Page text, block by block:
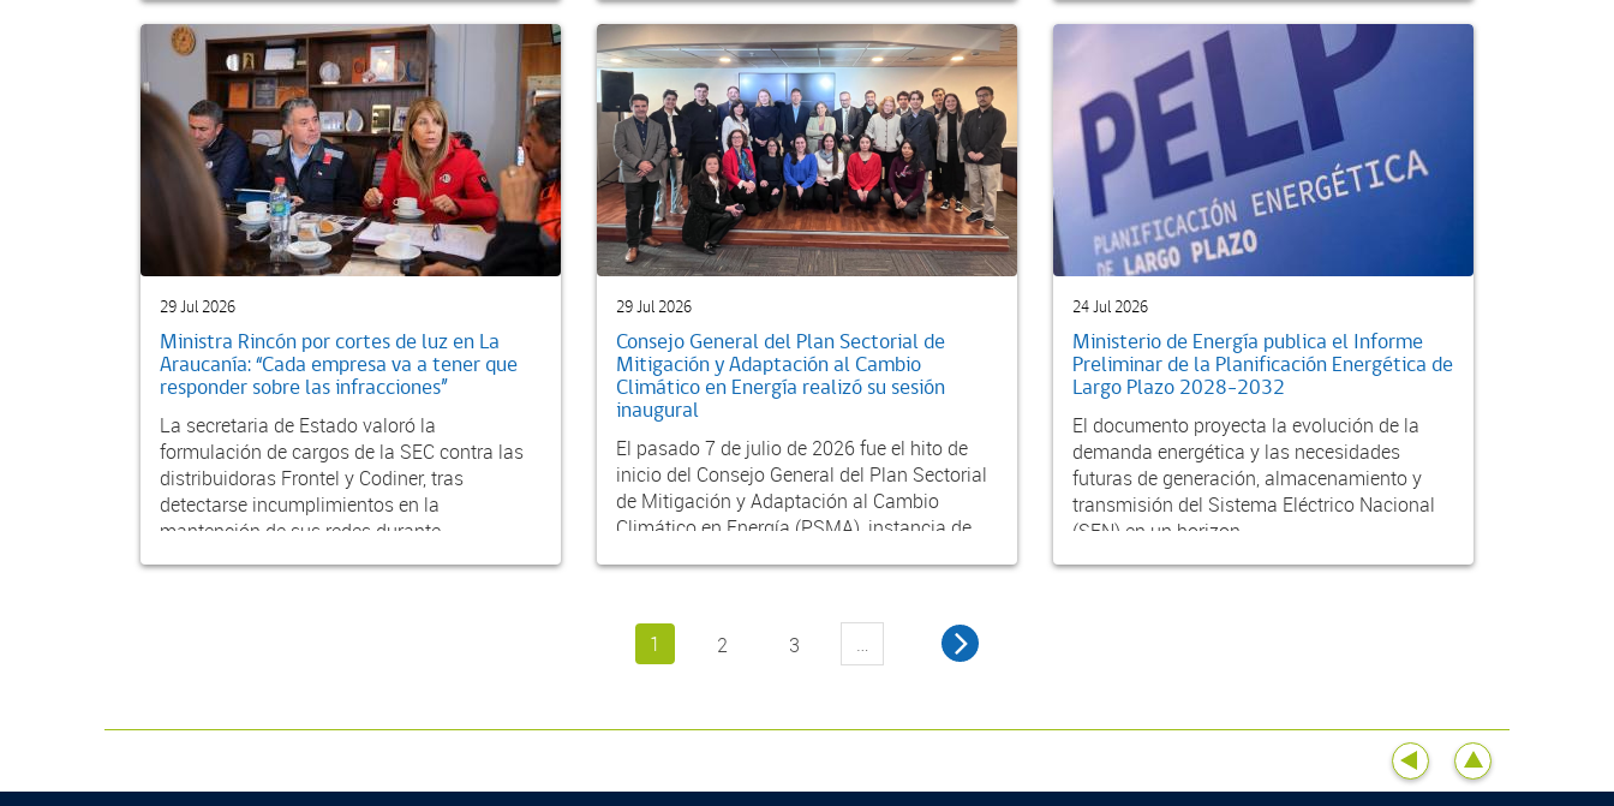
29 Jul 2026
Ministra Rincón por cortes de luz en La
Araucanía: “Cada empresa va a tener que
responder sobre las infracciones”
La secretaria de Estado valoró la
formulación de cargos de la SEC contra las
distribuidoras Frontel y Codiner, tras
detectarse incumplimientos en la
mantención de sus redes durante...
29 Jul 2026
Consejo General del Plan Sectorial de
Mitigación y Adaptación al Cambio
Climático en Energía realizó su sesión
inaugural
El pasado 7 de julio de 2026 fue el hito de
inicio del Consejo General del Plan Sectorial
de Mitigación y Adaptación al Cambio
Climático en Energía (PSMA), instancia de
24 Jul 2026
Ministerio de Energía publica el Informe
Preliminar de la Planificación Energética de
Largo Plazo 2028-2032
El documento proyecta la evolución de la
demanda energética y las necesidades
futuras de generación, almacenamiento y
transmisión del Sistema Eléctrico Nacional
(SEN) en un horizon...
1 2 3 …